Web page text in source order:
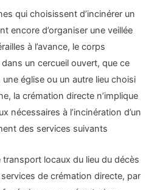
qui choisissent d’incinérer un
encore d’organiser une veillée
à l’avance, le corps
un cercueil ouvert, que ce
église ou un autre lieu choisi
la crémation directe n’implique
nécessaires à l’incinération d’un
des services suivants
transport locaux du lieu du décès
de crémation directe, par